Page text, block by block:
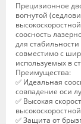
Прецизионное
вогнутой
соосность
для
совместимо с
используемых в
Преимущества:
✅ Идеальная
совпадение оси
✅ Высокая
✅ Защита от